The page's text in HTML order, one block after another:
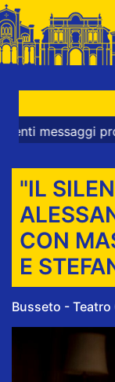
"IL
CON
E
Busseto - Teatro